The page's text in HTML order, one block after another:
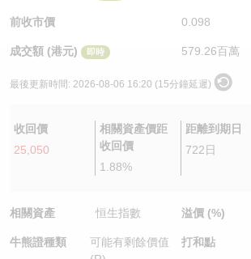
前收市價 0.098
成交額 (港元) 即時 579.26百萬
最後更新時間: 2026-08-06 16:20 (15分鐘延遲)
收回價
25,050
相關資產價距
收回價
1.88%
距離到期日
722日
相關資產 恒生指數
牛熊證種類
可能有剩餘價值
溢價 (%)
打和點
認股證/牛熊證日誌
認股證文件及公告
牛熊證到期結算價查詢
牛熊證分析儀
牛熊證文件及公告
中資ETFs溢價比較
AH 股價對照